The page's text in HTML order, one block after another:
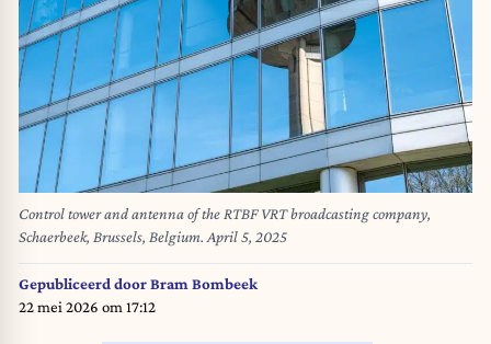
Control tower and antenna of the RTBF VRT broadcasting company,
Schaerbeek, Brussels, Belgium. April 5, 2025
Gepubliceerd doorBram Bombeek
22 mei 2026 om 17:12